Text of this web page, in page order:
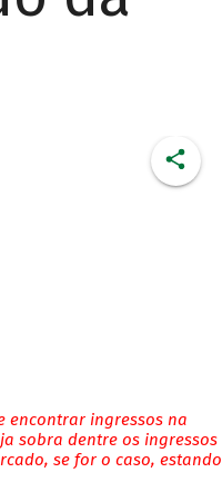
encontrar ingressos na
sobra dentre os ingressos
se for o caso, estando